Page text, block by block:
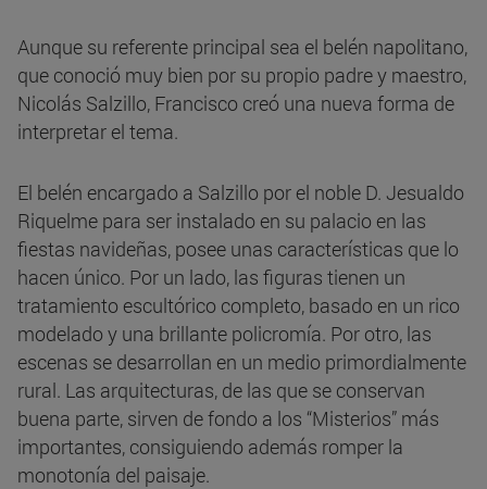
Aunque su referente principal sea el belén napolitano,
que conoció muy bien por su propio padre y maestro,
Nicolás Salzillo, Francisco creó una nueva forma de
interpretar el tema.
El belén encargado a Salzillo por el noble D. Jesualdo
Riquelme para ser instalado en su palacio en las
fiestas navideñas, posee unas características que lo
hacen único. Por un lado, las figuras tienen un
tratamiento escultórico completo, basado en un rico
modelado y una brillante policromía. Por otro, las
escenas se desarrollan en un medio primordialmente
rural. Las arquitecturas, de las que se conservan
buena parte, sirven de fondo a los “Misterios” más
importantes, consiguiendo además romper la
monotonía del paisaje.